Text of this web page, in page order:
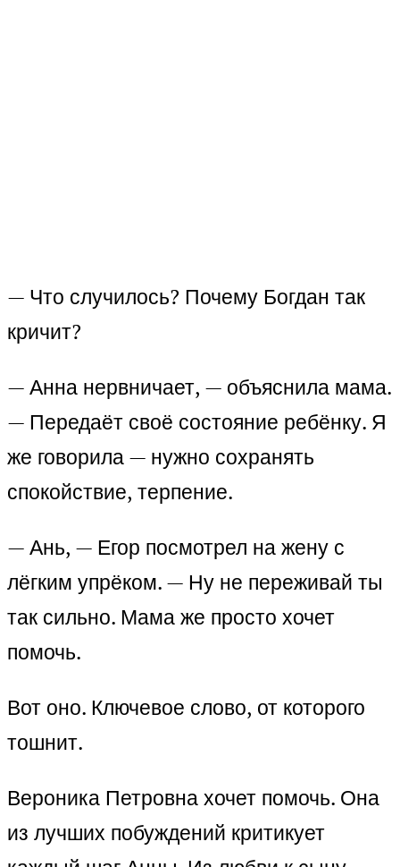
— Что случилось? Почему Богдан так
кричит?
— Анна нервничает, — объяснила мама.
— Передаёт своё состояние ребёнку. Я
же говорила — нужно сохранять
спокойствие, терпение.
— Ань, — Егор посмотрел на жену с
лёгким упрёком. — Ну не переживай ты
так сильно. Мама же просто хочет
помочь.
Вот оно. Ключевое слово, от которого
тошнит.
Вероника Петровна хочет помочь. Она
из лучших побуждений критикует